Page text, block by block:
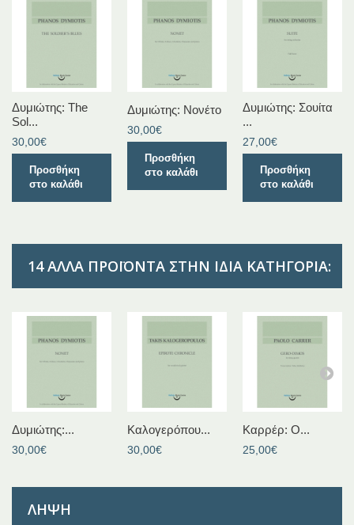
Δυμιώτης: The
Sol...
30,00€
Προσθήκη
στο καλάθι
Δυμιώτης: Νονέτο
30,00€
Προσθήκη
στο καλάθι
Δυμιώτης: Σουίτα
...
27,00€
Προσθήκη
στο καλάθι
14 ΆΛΛΑ ΠΡΟΪΌΝΤΑ ΣΤΗΝ ΊΔΙΑ ΚΑΤΗΓΟΡΊΑ:
Δυμιώτης:...
30,00€
Καλογερόπου...
30,00€
Καρρέρ: Ο...
25,00€
ΛΉΨΗ